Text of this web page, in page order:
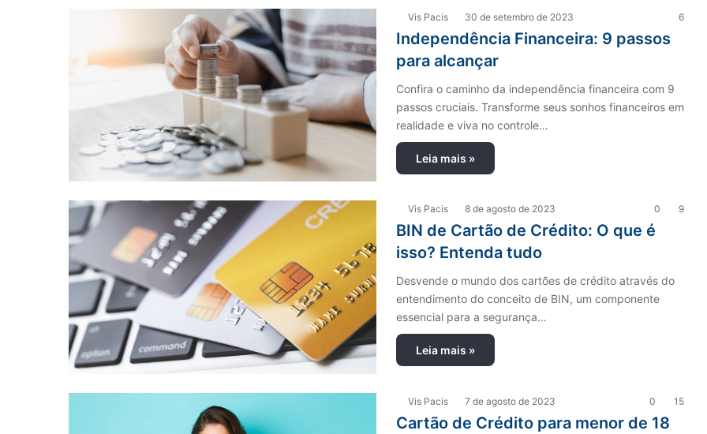
Vis Pacis 30 de setembro de 2023 6
Independência Financeira: 9 passos
para alcançar
Confira o caminho da independência financeira com 9
passos cruciais. Transforme seus sonhos financeiros em
realidade e viva no controle…
Leia mais »
Vis Pacis 8 de agosto de 2023 0 9
BIN de Cartão de Crédito: O que é
isso? Entenda tudo
Desvende o mundo dos cartões de crédito através do
entendimento do conceito de BIN, um componente
essencial para a segurança…
Leia mais »
Vis Pacis 7 de agosto de 2023 0 15
Cartão de Crédito para menor de 18